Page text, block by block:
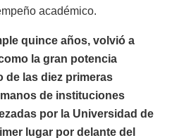
académico.
quince años, volvió a
la gran potencia
de las diez primeras
de instituciones
por la Universidad de
lugar por delante del